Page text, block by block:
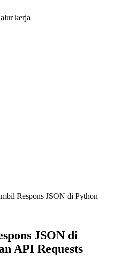
alur kerja
Respons JSON di Python
JSON di
API Requests